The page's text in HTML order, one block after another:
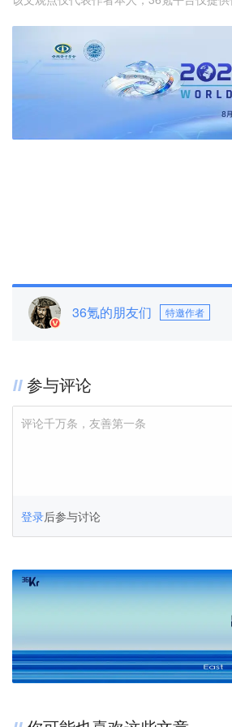
36氪的朋友们 特邀作者
参与评论
评论千万条，友善第一条
登录后参与讨论